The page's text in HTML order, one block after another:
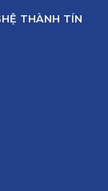
THÀNH TÍN